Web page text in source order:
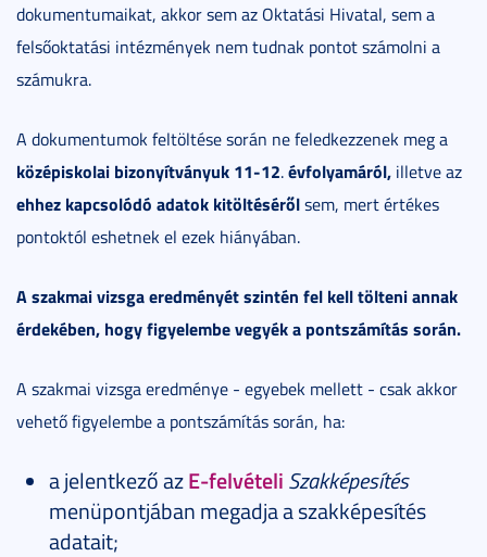
dokumentumaikat, akkor sem az Oktatási Hivatal, sem a
felsőoktatási intézmények nem tudnak pontot számolni a
számukra.
A dokumentumok feltöltése során ne feledkezzenek meg a
középiskolai bizonyítványuk 11-12.évfolyamáról, illetve az
ehhez kapcsolódó adatok kitöltésérőlsem, mert értékes
pontoktól eshetnek el ezek hiányában.
A szakmai vizsga eredményét szintén fel kell tölteni annak
érdekében, hogy figyelembe vegyék a pontszámítás során.
A szakmai vizsga eredménye - egyebek mellett - csak akkor
vehető figyelembe a pontszámítás során, ha:
a jelentkező azE-felvételi Szakképesítés
menüpontjában megadja a szakképesítés
adatait;